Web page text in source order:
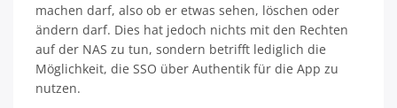
machen darf, also ob er etwas sehen, löschen oder
ändern darf. Dies hat jedoch nichts mit den Rechten
auf der NAS zu tun, sondern betrifft lediglich die
Möglichkeit, die SSO über Authentik für die App zu
nutzen.